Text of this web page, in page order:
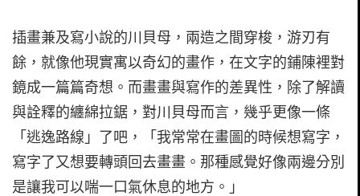
插畫兼及寫小說的川貝母，兩造之間穿梭，游刃有
餘，就像他現實寓以奇幻的畫作，在文字的鋪陳裡對
鏡成一篇篇奇想。而畫畫與寫作的差異性，除了解讀
與詮釋的纏綿拉鋸，對川貝母而言，幾乎更像一條
「逃逸路線」了吧，「我常常在畫圖的時候想寫字，
寫字了又想要轉頭回去畫畫。那種感覺好像兩邊分別
是讓我可以喘一口氣休息的地方。」